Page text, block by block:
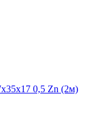
0,5 Zn (2м)